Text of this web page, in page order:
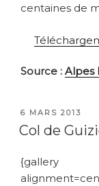
centaines de
Source : Alpes
PUBLIÉ
LE
6 MARS 2013
Col de
{gallery